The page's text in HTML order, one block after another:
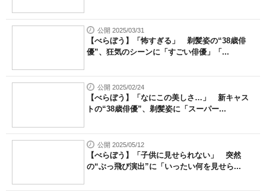
公開 2025/03/31
【べらぼう】「怖すぎる」 剃髪姿の“38歳俳
優”、狂気のシーンに「すごい俳優」「...
公開 2025/02/24
【べらぼう】「なにこの美しさ…」 新キャス
トの“38歳俳優”、剃髪姿に「スーパー...
公開 2025/05/12
【べらぼう】「子供に見せられない」 突然
の“ぶっ飛び演出”に「いったい何を見せら...